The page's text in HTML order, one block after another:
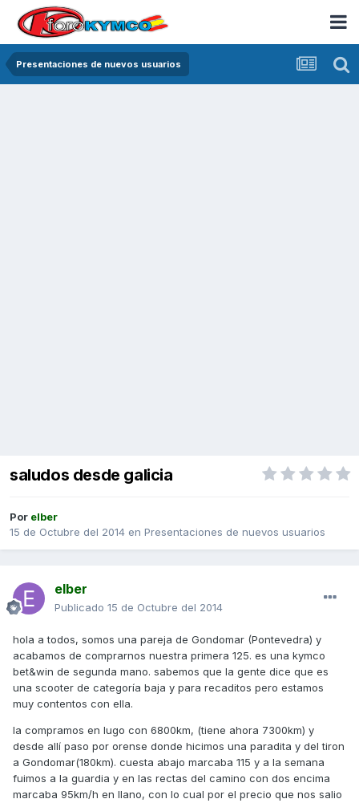
Presentaciones de nuevos usuarios
saludos desde galicia
Por elber
15 de Octubre del 2014 en Presentaciones de nuevos usuarios
elber
Publicado 15 de Octubre del 2014
hola a todos, somos una pareja de Gondomar (Pontevedra) y
acabamos de comprarnos nuestra primera 125. es una kymco
bet&win de segunda mano. sabemos que la gente dice que es
una scooter de categoría baja y para recaditos pero estamos
muy contentos con ella.
la compramos en lugo con 6800km, (tiene ahora 7300km) y
desde allí paso por orense donde hicimos una paradita y del tiron
a Gondomar(180km). cuesta abajo marcaba 115 y a la semana
fuimos a la guardia y en las rectas del camino con dos encima
marcaba 95km/h en llano, con lo cual por el precio que nos salio